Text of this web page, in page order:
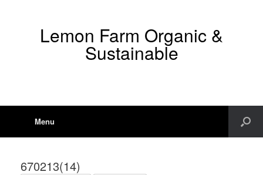
Lemon Farm Organic &
Sustainable
Menu
670213(14)